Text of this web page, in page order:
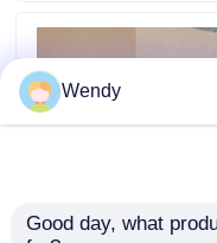
Haberler
Blog
Serisi
Wendy
Good day, what